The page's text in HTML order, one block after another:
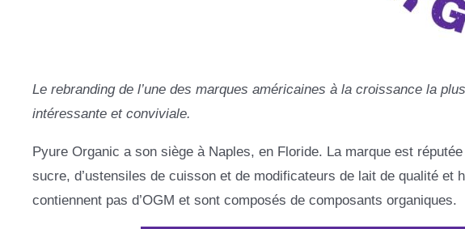
Le rebranding de l’une des marques américaines à la croissance la
intéressante et conviviale.
Pyure Organic a son siège à Naples, en Floride. La marque est
sucre, d’ustensiles de cuisson et de modificateurs de lait de qualité et
contiennent pas d’OGM et sont composés de composants organiques.